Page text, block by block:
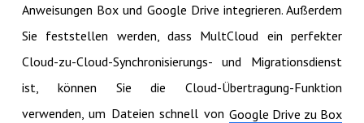
Anweisungen Box und Google Drive integrieren. Außerdem
Sie feststellen werden, dass MultCloud ein perfekter
Cloud-zu-Cloud-Synchronisierungs- und Migrationsdienst
ist, können Sie die Cloud-Übertragung-Funktion
verwenden, um Dateien schnell vonGoogle Drive zu Box